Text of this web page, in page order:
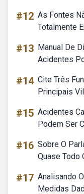
#12 As Fontes
Totalmente
#13 Manual De
Acidentes
#14 Cite Três
Principais
#15 Acidentes
Podem Ser
#16 Sobre O
Quase Todo
#17 Analisando
Medidas